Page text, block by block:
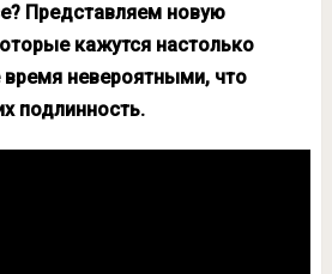
Представляем новую
кажутся настолько
невероятными, что
подлинность.